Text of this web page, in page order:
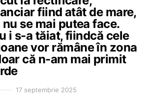
fiind atât de mare,
se mai putea face.
i s-a tăiat, fiindcă cele
vor rămâne în zona
că n-am mai primit
17 septembrie 2025